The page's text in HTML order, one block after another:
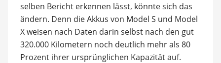
selben Bericht erkennen lässt, könnte sich das
ändern. Denn die Akkus von Model S und Model
X weisen nach Daten darin selbst nach den gut
320.000 Kilometern noch deutlich mehr als 80
Prozent ihrer ursprünglichen Kapazität auf.